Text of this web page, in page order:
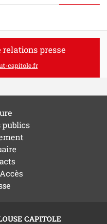
relations presse
capitole.fr
publics
CAPITOLE